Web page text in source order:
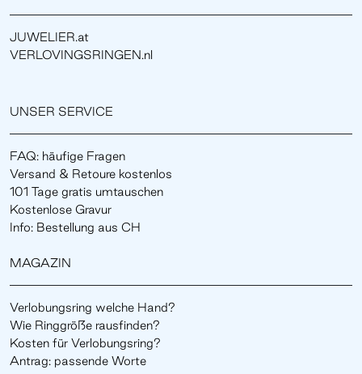
JUWELIER.at
VERLOVINGSRINGEN.nl
UNSER SERVICE
FAQ: häufige Fragen
Versand & Retoure kostenlos
101 Tage gratis umtauschen
Kostenlose Gravur
Info: Bestellung aus CH
MAGAZIN
Verlobungsring welche Hand?
Wie Ringgröße rausfinden?
Kosten für Verlobungsring?
Antrag: passende Worte